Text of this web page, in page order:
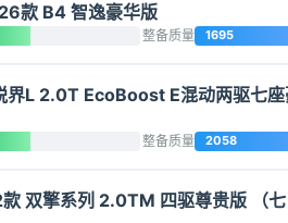
款 B4 智逸豪华版
整备质量 1695
界L 2.0T EcoBoost E混动两驱七座
整备质量 2058
双擎系列 2.0TM 四驱尊贵版 （七